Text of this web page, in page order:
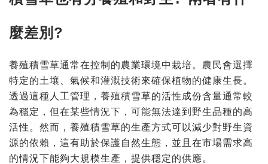
麼差別?
養殖積雪草通常在控制的農業環境中栽培。農民會選擇
特定的土壤、氣候和灌溉技術來確保植物的健康生長。
透過這種人工管理，養殖積雪草的活性成份含量通常較
為穩定，但在某些情況下，可能無法達到野生品種的高
活性。然而，養殖積雪草的生產方式可以減少對野生資
源的依賴，這有助於保護自然生態，並且在市場需求高
的情況下能夠大規模生產，提供穩定的供應。